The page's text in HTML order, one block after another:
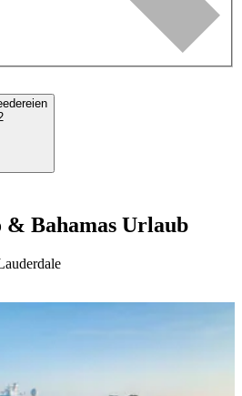
& Bahamas Urlaub